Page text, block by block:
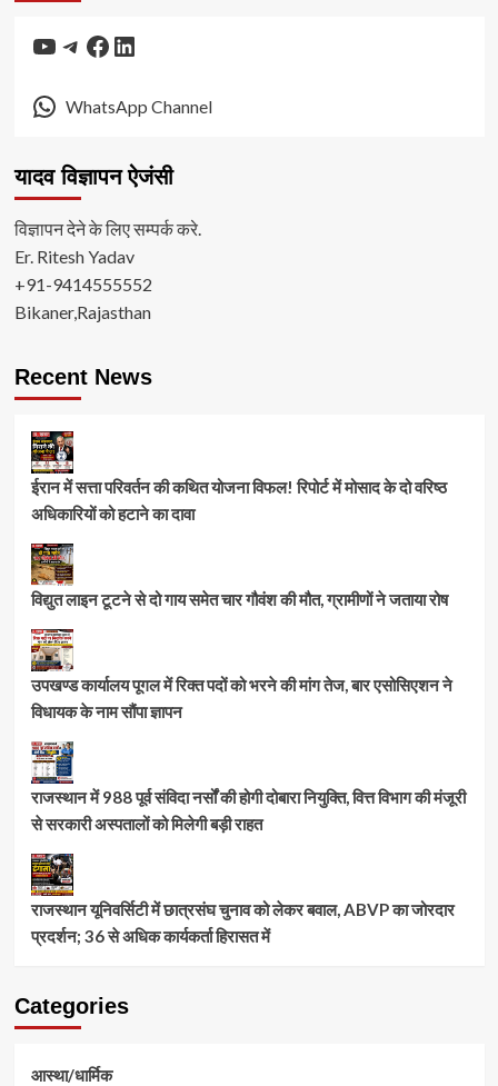
YouTube
Telegram
Facebook
LinkedIn
WhatsApp Channel
यादव विज्ञापन ऐजंसी
विज्ञापन देने के लिए सम्पर्क करे.
Er. Ritesh Yadav
+91-9414555552
Bikaner,Rajasthan
Recent News
ईरान में सत्ता परिवर्तन की कथित योजना विफल! रिपोर्ट में मोसाद के दो वरिष्ठ
अधिकारियों को हटाने का दावा
विद्युत लाइन टूटने से दो गाय समेत चार गौवंश की मौत, ग्रामीणों ने जताया रोष
उपखण्ड कार्यालय पूगल में रिक्त पदों को भरने की मांग तेज, बार एसोसिएशन ने
विधायक के नाम सौंपा ज्ञापन
राजस्थान में 988 पूर्व संविदा नर्सों की होगी दोबारा नियुक्ति, वित्त विभाग की मंजूरी
से सरकारी अस्पतालों को मिलेगी बड़ी राहत
राजस्थान यूनिवर्सिटी में छात्रसंघ चुनाव को लेकर बवाल, ABVP का जोरदार
प्रदर्शन; 36 से अधिक कार्यकर्ता हिरासत में
Categories
आस्था/धार्मिक